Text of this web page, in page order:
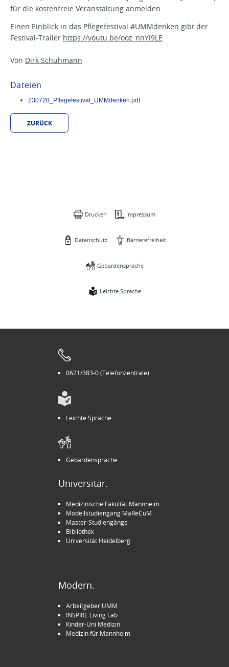
für die kostenfreie Veranstaltung anmelden.
Einen Einblick in das Pflegefestival #UMMdenken gibt der
Festival-Trailer https://youtu.be/ooz_nnYi9LE
Von Dirk Schuhmann
Dateien
230728_Pflegefestival_UMMdenken.pdf
ZURÜCK
Drucken Impressum
Datenschutz Barrierefreiheit
Gebärdensprache
Leichte Sprache
0621/383-0 (Telefonzentrale)
Leichte Sprache
Gebärdensprache
Universitär.
Medizinische Fakultät Mannheim
Modellstudiengang MaReCuM
Master-Studiengänge
Bibliothek
Universität Heidelberg
Modern.
Arbeitgeber UMM
INSPIRE Living Lab
Kinder-Uni Medizin
Medizin für Mannheim